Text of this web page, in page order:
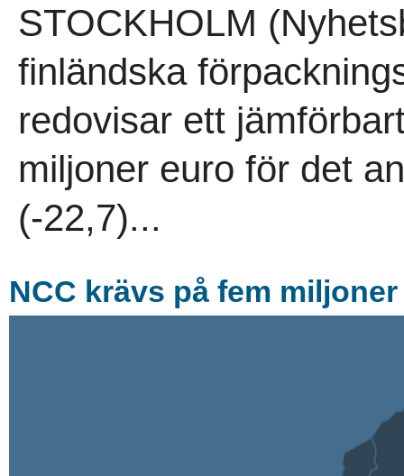
STOCKHOLM
finländska
redovisar ett
miljoner euro för det
(-22,7)...
NCC krävs på fem